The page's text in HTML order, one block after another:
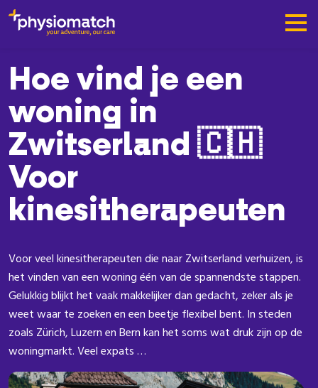
Hoe vind je een
woning in
Zwitserland 🇨🇭
Voor
kinesitherapeuten
Voor veel kinesitherapeuten die naar Zwitserland verhuizen, is
het vinden van een woning één van de spannendste stappen.
Gelukkig blijkt het vaak makkelijker dan gedacht, zeker als je
weet waar te zoeken en een beetje flexibel bent. In steden
zoals Zürich, Luzern en Bern kan het soms wat druk zijn op de
woningmarkt. Veel expats …